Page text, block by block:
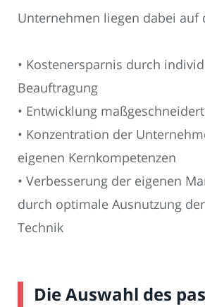
Unternehmen liegen dabei auf
• Kostenersparnis durch
Beauftragung
• Entwicklung
• Konzentration der
eigenen Kernkompetenzen
• Verbesserung der eigenen
durch optimale Ausnutzung
Technik
Die Auswahl des